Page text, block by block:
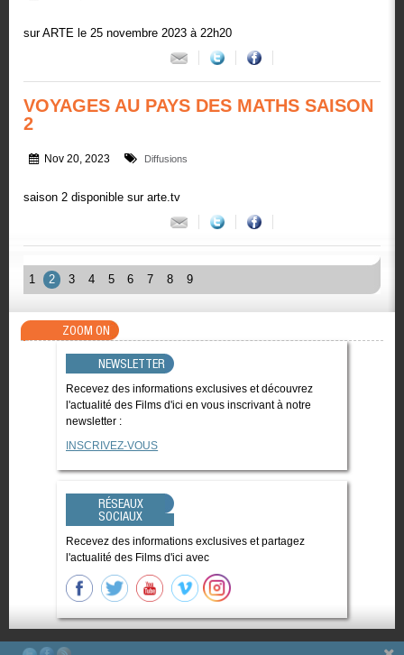
sur ARTE le 25 novembre 2023 à 22h20
VOYAGES AU PAYS DES MATHS SAISON
2
Nov 20, 2023 Diffusions
saison 2 disponible sur arte.tv
1 2 3 4 5 6 7 8 9
ZOOM ON
NEWSLETTER
Recevez des informations exclusives et découvrez
l'actualité des Films d'ici en vous inscrivant à notre
newsletter :
INSCRIVEZ-VOUS
RÉSEAUX
SOCIAUX
Recevez des informations exclusives et partagez
l'actualité des Films d'ici avec